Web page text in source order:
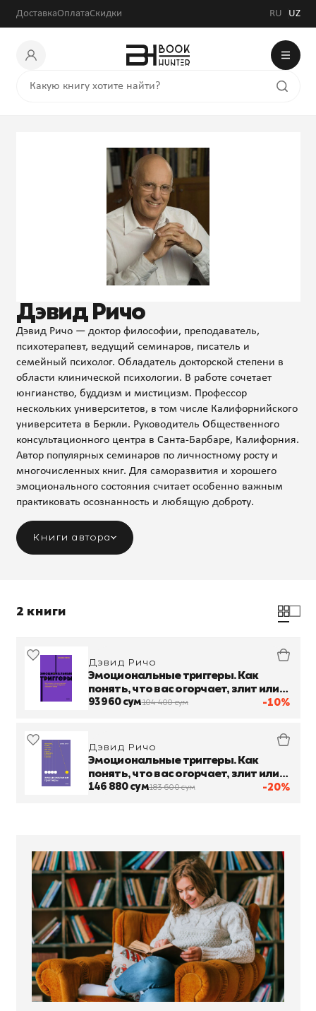
ДоставкаОплатаСкидки RU UZ
Дэвид Ричо
Дэвид Ричо — доктор философии, преподаватель,
психотерапевт, ведущий семинаров, писатель и
семейный психолог. Обладатель докторской степени в
области клинической психологии. В работе сочетает
юнгианство, буддизм и мистицизм. Профессор
нескольких университетов, в том числе Калифорнийского
университета в Беркли. Руководитель Общественного
консультационного центра в Санта-Барбаре, Калифорния.
Автор популярных семинаров по личностному росту и
многочисленных книг. Для саморазвития и хорошего
эмоционального состояния считает особенно важным
практиковать осознанность и любящую доброту.
Книги автора
2 книги
-10%
Дэвид Ричо
Эмоциональные триггеры. Как
понять, что вас огорчает, злит или
пугает, и обратить реакцию в ресурс
93 960 сум104 400 сум
-20%
Дэвид Ричо
Эмоциональные триггеры. Как
понять, что вас огорчает, злит или
пугает, и обратить реакцию в ресурс
146 880 сум183 600 сум